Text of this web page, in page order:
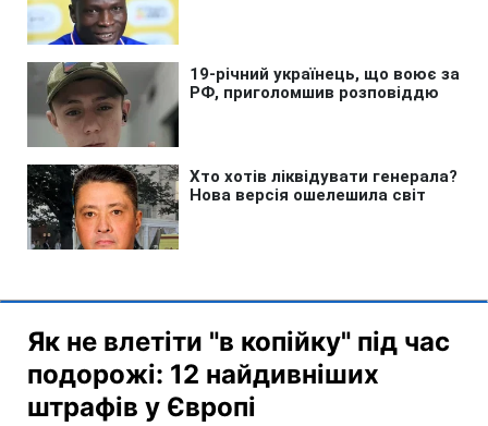
Як не влетіти "в копійку" під час
подорожі: 12 найдивніших
штрафів у Європі